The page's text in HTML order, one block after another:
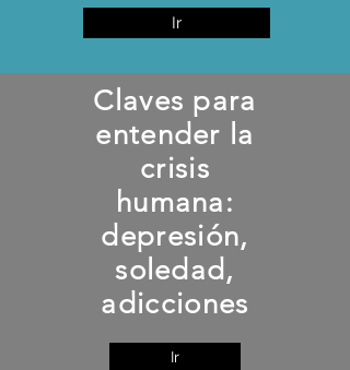
Ir
Claves para
entender la
crisis
humana:
depresión,
soledad,
adicciones
Ir